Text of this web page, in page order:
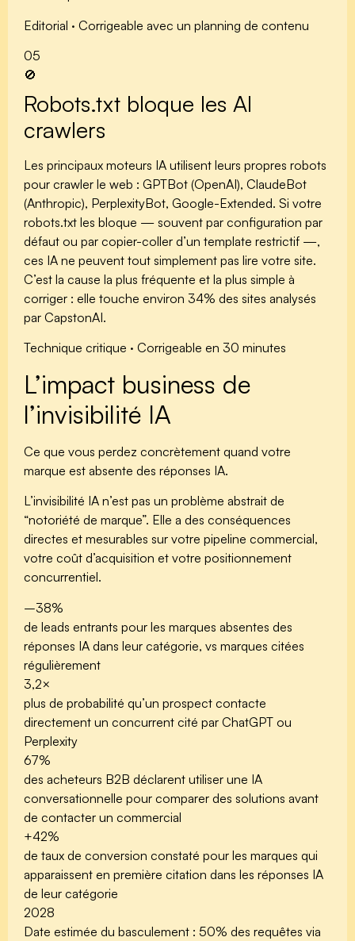
Editorial · Corrigeable avec un planning de contenu
05
🚫
Robots.txt bloque les AI
crawlers
Les principaux moteurs IA utilisent leurs propres robots
pour crawler le web : GPTBot (OpenAI), ClaudeBot
(Anthropic), PerplexityBot, Google-Extended. Si votre
robots.txt les bloque — souvent par configuration par
défaut ou par copier-coller d’un template restrictif —,
ces IA ne peuvent tout simplement pas lire votre site.
C’est la cause la plus fréquente et la plus simple à
corriger : elle touche environ 34% des sites analysés
par CapstonAI.
Technique critique · Corrigeable en 30 minutes
L’impact business de
l’invisibilité IA
Ce que vous perdez concrètement quand votre
marque est absente des réponses IA.
L’invisibilité IA n’est pas un problème abstrait de
“notoriété de marque”. Elle a des conséquences
directes et mesurables sur votre pipeline commercial,
votre coût d’acquisition et votre positionnement
concurrentiel.
–38%
de leads entrants pour les marques absentes des
réponses IA dans leur catégorie, vs marques citées
régulièrement
3,2×
plus de probabilité qu’un prospect contacte
directement un concurrent cité par ChatGPT ou
Perplexity
67%
des acheteurs B2B déclarent utiliser une IA
conversationnelle pour comparer des solutions avant
de contacter un commercial
+42%
de taux de conversion constaté pour les marques qui
apparaissent en première citation dans les réponses IA
de leur catégorie
2028
Date estimée du basculement : 50% des requêtes via